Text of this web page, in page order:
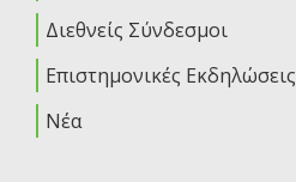
Διεθνείς Σύνδεσμοι
Επιστημονικές Εκδηλώσεις
Νέα